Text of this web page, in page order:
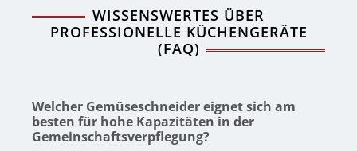
WISSENSWERTES ÜBER
PROFESSIONELLE KÜCHENGERÄTE
(FAQ)
Welcher Gemüseschneider eignet sich am
besten für hohe Kapazitäten in der
Gemeinschaftsverpflegung?